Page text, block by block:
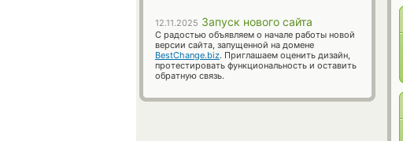
12.11.2025 Запуск нового сайта
С радостью объявляем о начале работы новой
версии сайта, запущенной на домене
BestChange.biz. Приглашаем оценить дизайн,
протестировать функциональность и оставить
обратную связь.